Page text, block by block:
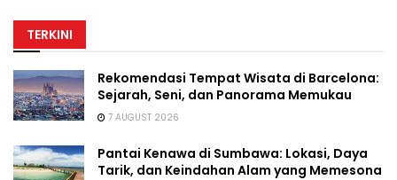
TERKINI
Rekomendasi Tempat Wisata di Barcelona:
Sejarah, Seni, dan Panorama Memukau
7 AUGUST 2026
Pantai Kenawa di Sumbawa: Lokasi, Daya
Tarik, dan Keindahan Alam yang Memesona